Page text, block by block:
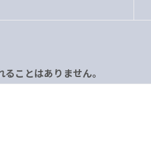
ことはありません。